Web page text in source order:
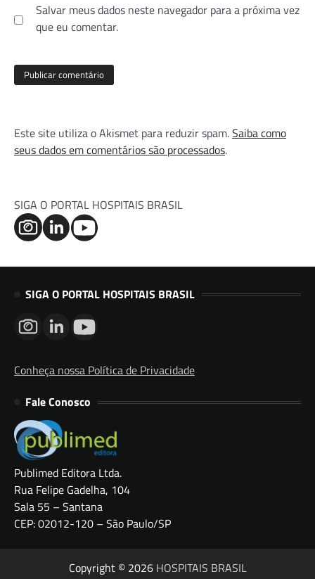
Salvar meus dados neste navegador para a próxima vez
que eu comentar.
Este site utiliza o Akismet para reduzir spam.Saiba como
seus dados em comentários são processados.
SIGA O PORTAL HOSPITAIS BRASIL
SIGA O PORTAL HOSPITAIS BRASIL
Conheça nossa Política de Privacidade
Fale Conosco
Publimed Editora Ltda.
Rua Felipe Gadelha, 104
Sala 55 – Santana
CEP: 02012-120 – São Paulo/SP
Copyright © 2026 HOSPITAIS BRASIL